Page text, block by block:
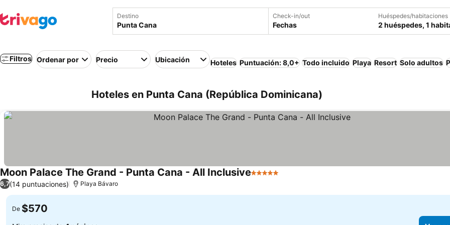
Destino Check-in/out
Fechas
Huéspedes/habitaciones
2 huéspedes, 1
Filtros Ordenar por Precio Ubicación Hoteles Puntuación: 8,0+ Todo incluido Playa Resort Solo adultos
Hoteles en Punta Cana (República Dominicana)
Moon Palace The Grand - Punta Cana - All Inclusive5 Estrellas
6,7(14 puntuaciones) Playa Bávaro
De $570